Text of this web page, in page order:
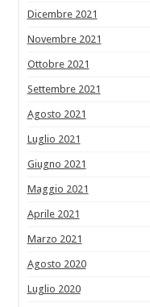
Dicembre 2021
Novembre 2021
Ottobre 2021
Settembre 2021
Agosto 2021
Luglio 2021
Giugno 2021
Maggio 2021
Aprile 2021
Marzo 2021
Agosto 2020
Luglio 2020